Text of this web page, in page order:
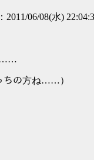
2011/06/08(水)
ね……）